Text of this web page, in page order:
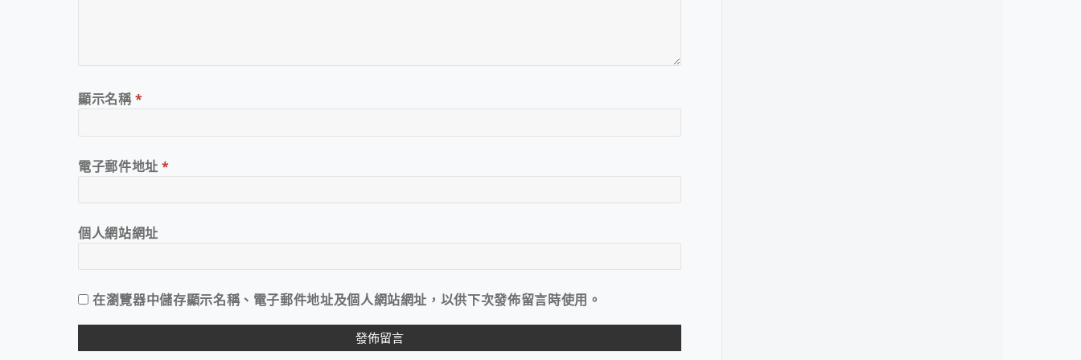
顯示名稱*
電子郵件地址*
個人網站網址
在瀏覽器中儲存顯示名稱、電子郵件地址及個人網站網址，以供下次發佈留言時使用。